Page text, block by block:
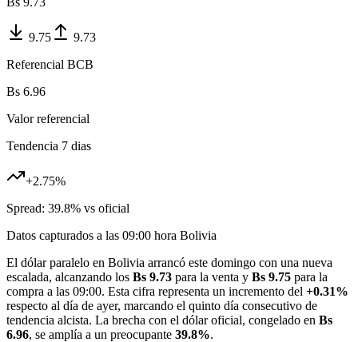
9.75
9.73
Referencial BCB
Bs 6.96
Valor referencial
Tendencia 7 dias
+2.75%
Spread: 39.8% vs oficial
Datos capturados a las 09:00 hora Bolivia
El dólar paralelo en Bolivia arrancó este domingo con una nueva
escalada, alcanzando los Bs 9.73 para la venta y Bs 9.75 para la
compra a las 09:00. Esta cifra representa un incremento del +0.31%
respecto al día de ayer, marcando el quinto día consecutivo de
tendencia alcista. La brecha con el dólar oficial, congelado en Bs
6.96, se amplía a un preocupante 39.8%.